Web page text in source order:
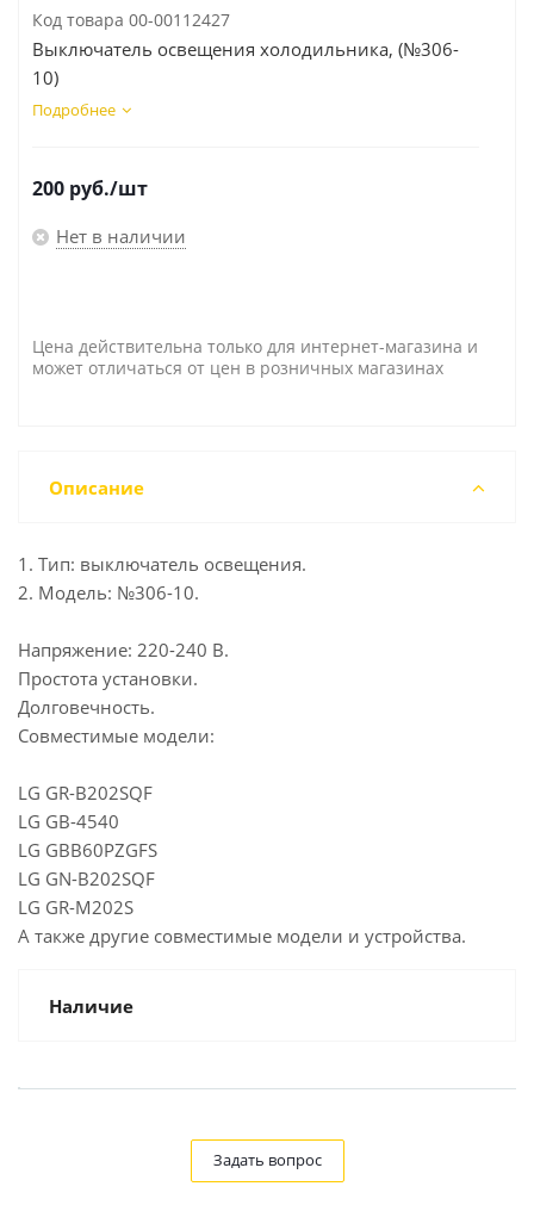
Код товара 00-00112427
Выключатель освещения холодильника, (№306-
10)
Подробнее
200 руб./шт
Нет в наличии
Цена действительна только для интернет-магазина и
может отличаться от цен в розничных магазинах
Описание
1. Тип: выключатель освещения.
2. Модель: №306-10.
Напряжение: 220-240 В.
Простота установки.
Долговечность.
Совместимые модели:
LG GR-B202SQF
LG GB-4540
LG GBB60PZGFS
LG GN-B202SQF
LG GR-M202S
А также другие совместимые модели и устройства.
Наличие
Задать вопрос